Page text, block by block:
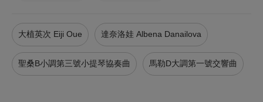
大植英次 Eiji Oue 達奈洛娃 Albena Danailova
聖桑B小調第三號小提琴協奏曲 馬勒D大調第一號交響曲